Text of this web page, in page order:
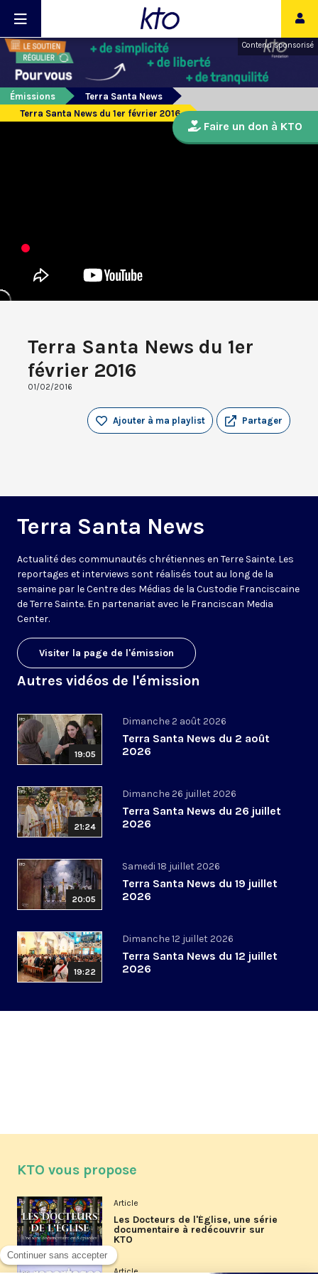
Contenu sponsorisé
Émissions
Terra Santa News
Terra Santa News du 1er février 2016
Terra Santa News du 1er
février 2016
01/02/2016
Partager
Ajouter à ma playlist
Terra Santa News
Actualité des communautés chrétiennes en Terre Sainte. Les
reportages et interviews sont réalisés tout au long de la
semaine par le Centre des Médias de la Custodie Franciscaine
de Terre Sainte. En partenariat avec le Franciscan Media
Center.
Visiter la page de l'émission
Autres vidéos de l'émission
19:05
Dimanche 2 août 2026
Terra Santa News du 2 août
2026
21:24
Dimanche 26 juillet 2026
Terra Santa News du 26 juillet
2026
20:05
Samedi 18 juillet 2026
Terra Santa News du 19 juillet
2026
19:22
Dimanche 12 juillet 2026
Terra Santa News du 12 juillet
2026
Faire un don à KTO
KTO vous propose
Article
Les Docteurs de l'Église, une série
documentaire à redécouvrir sur
KTO
Article